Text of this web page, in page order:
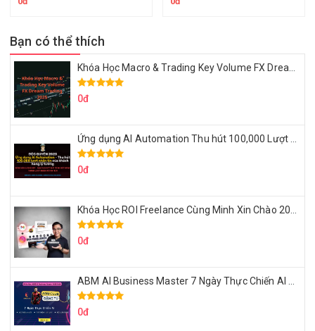
Bạn có thể thích
Khóa Học Macro & Trading Key Volume FX Dream Trading 2025
0đ
Ứng dụng AI Automation Thu hút 100,000 Lượt Nhắn Tin Của Khách Hàng Lý Tưởng
0đ
Khóa Học ROI Freelance Cùng Minh Xin Chào 2025
0đ
ABM AI Business Master 7 Ngày Thực Chiến AI Của Đặng Tú
0đ